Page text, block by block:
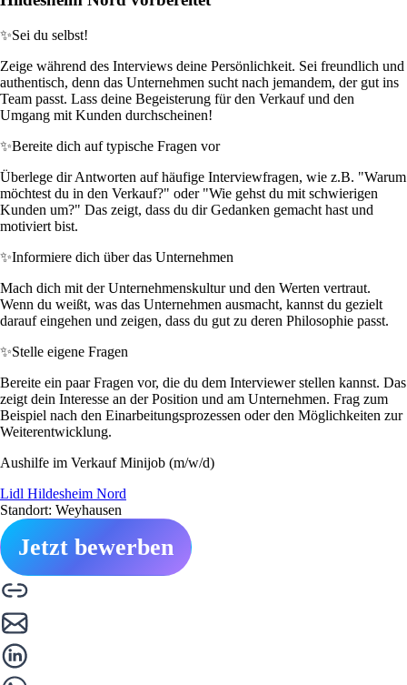
✨Sei du selbst!
Zeige während des Interviews deine Persönlichkeit. Sei freundlich und
authentisch, denn das Unternehmen sucht nach jemandem, der gut ins
Team passt. Lass deine Begeisterung für den Verkauf und den
Umgang mit Kunden durchscheinen!
✨Bereite dich auf typische Fragen vor
Überlege dir Antworten auf häufige Interviewfragen, wie z.B. "Warum
möchtest du in den Verkauf?" oder "Wie gehst du mit schwierigen
Kunden um?" Das zeigt, dass du dir Gedanken gemacht hast und
motiviert bist.
✨Informiere dich über das Unternehmen
Mach dich mit der Unternehmenskultur und den Werten vertraut.
Wenn du weißt, was das Unternehmen ausmacht, kannst du gezielt
darauf eingehen und zeigen, dass du gut zu deren Philosophie passt.
✨Stelle eigene Fragen
Bereite ein paar Fragen vor, die du dem Interviewer stellen kannst. Das
zeigt dein Interesse an der Position und am Unternehmen. Frag zum
Beispiel nach den Einarbeitungsprozessen oder den Möglichkeiten zur
Weiterentwicklung.
Aushilfe im Verkauf Minijob (m/w/d)
Lidl Hildesheim Nord
Standort: Weyhausen
Jetzt bewerben